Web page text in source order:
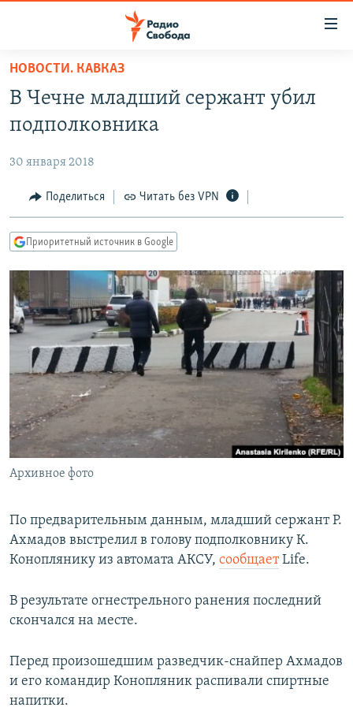
упрощенного
доступа
основному
Вернутся
главной
навигации
Вернутся
поиску
ЦИТАТЫ СВОБОДЫ
МНЕНИЯ
IDEL.РЕАЛИИ
КАВКАЗ.РЕАЛИИ
СЕВЕР.РЕАЛИИ
СИБИРЬ.РЕАЛИИ
РАСПИСАНИЕ ВЕЩАНИЯ
ПОДПИШИТЕСЬ НА РАССЫЛКУ
СОЦИАЛЬНЫЕ СЕТИ
Все сайты РСЕ/РС
НОВОСТИ. КАВКАЗ
В Чечне младший сержант убил
подполковника
30 января 2018
Поделиться Читать без VPN
Приоритетный источник в Google
Архивное фото
По предварительным данным, младший сержант Р.
Ахмадов выстрелил в голову подполковнику К.
Коноплянику из автомата АКСУ, сообщаетLife.
В результате огнестрельного ранения последний
скончался на месте.
Перед произошедшим разведчик-снайпер Ахмадов
и его командир Конопляник распивали спиртные
напитки.